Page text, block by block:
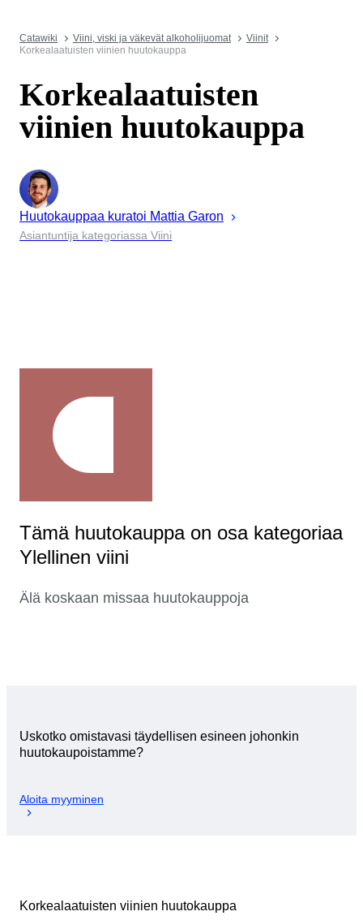
Catawiki Viini, viski ja väkevät alkoholijuomat
Viinit
Korkealaatuisten viinien huutokauppa
Korkealaatuisten
viinien huutokauppa
Huutokauppaa kuratoi Mattia Garon
Asiantuntija kategoriassa Viini
Tämä huutokauppa on osa kategoriaa
Ylellinen viini
Älä koskaan missaa huutokauppoja
Uskotko omistavasi täydellisen esineen johonkin
huutokaupoistamme?
Aloita myyminen
Korkealaatuisten viinien huutokauppa